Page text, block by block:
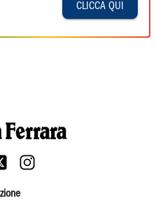
CLICCA QUI